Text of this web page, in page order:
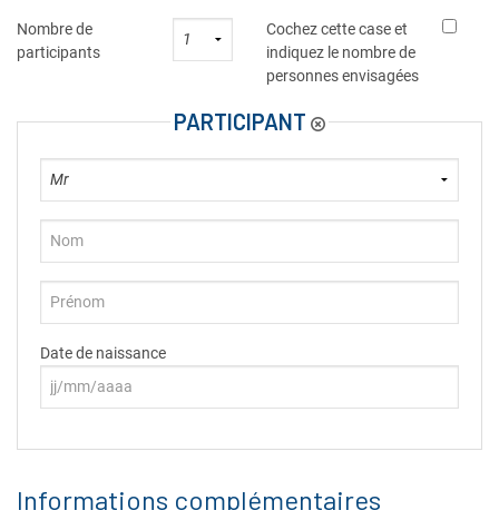
Nombre de
participants
Cochez cette case et
indiquez le nombre de
personnes envisagées
PARTICIPANT
Date de naissance
Informations complémentaires